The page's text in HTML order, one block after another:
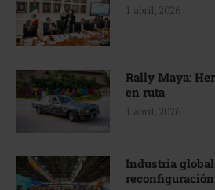
1 abril, 2026
Rally Maya:
en ruta
1 abril, 2026
Industria
reconfiguración